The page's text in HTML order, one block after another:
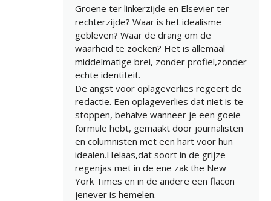
Groene ter linkerzijde en Elsevier ter
rechterzijde? Waar is het idealisme
gebleven? Waar de drang om de
waarheid te zoeken? Het is allemaal
middelmatige brei, zonder profiel,zonder
echte identiteit.
De angst voor oplageverlies regeert de
redactie. Een oplageverlies dat niet is te
stoppen, behalve wanneer je een goeie
formule hebt, gemaakt door journalisten
en columnisten met een hart voor hun
idealen.Helaas,dat soort in de grijze
regenjas met in de ene zak the New
York Times en in de andere een flacon
jenever is hemelen.